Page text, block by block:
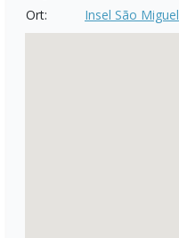
Ort:
Insel São Miguel